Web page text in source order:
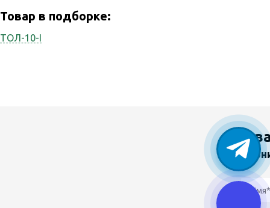
Товар в подборке:
ТОЛ-10-I
У